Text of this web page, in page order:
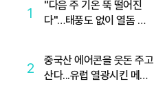
1
"다음 주 기온 뚝 떨어진
다"…태풍도 없이 열돔 박
2
중국산 에어콘을 웃돈 주고
산다...유럽 열광시킨 메이